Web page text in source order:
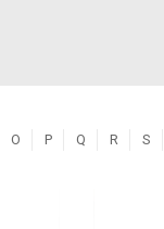
O P Q R S